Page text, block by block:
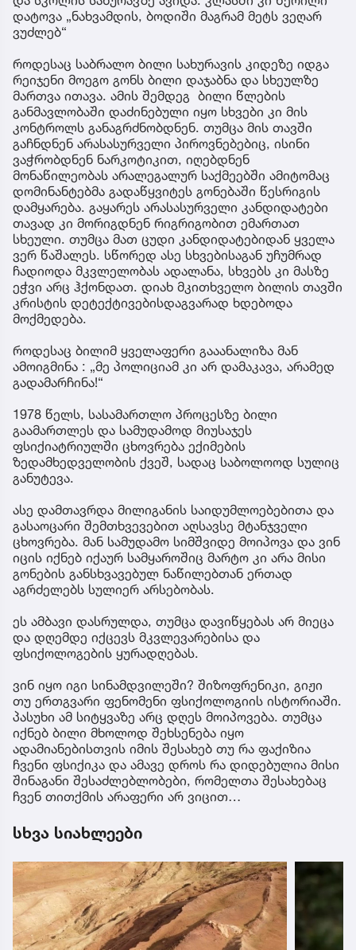
დატოვა „ნახვამდის, ბოდიში მაგრამ მეტს ვეღარ
ვუძლებ“
როდესაც საბრალო ბილი სახურავის კიდეზე იდგა
რეიჯენი მოეგო გონს ბილი დაჯაბნა და სხეულზე
მართვა ითავა. ამის შემდეგ ბილი წლების
განმავლობაში დაძინებული იყო სხვები კი მის
კონტროლს განაგრძნობდნენ. თუმცა მის თავში
გაჩნდნენ არასასურველი პიროვნებებიც, ისინი
ვაჭრობდნენ ნარკოტიკით, იღებდნენ
მონაწილეობას არალეგალურ საქმეებში ამიტომაც
დომინანტებმა გადაწყვიტეს გონებაში წესრიგის
დამყარება. გაყარეს არასასურველი კანდიდატები
თავად კი მორიგდნენ რიგრიგობით ემართათ
სხეული. თუმცა მათ ცუდი კანდიდატებიდან ყველა
ვერ წაშალეს. სწორედ ასე სხვებისაგან უჩუმრად
ჩადიოდა მკვლელობას ადალანა, სხვებს კი მასზე
ეჭვი არც ჰქონდათ. დიახ მკითხველო ბილის თავში
კრისტის დეტექტივებისდაგვარად ხდებოდა
მოქმედება.
როდესაც ბილიმ ყველაფერი გააანალიზა მან
ამოიგმინა : „მე პოლიციამ კი არ დამაკავა, არამედ
გადამარჩინა!“
1978 წელს, სასამართლო პროცესზე ბილი
გაამართლეს და სამუდამოდ მიუსაჯეს
ფსიქიატრიულში ცხოვრება ექიმების
ზედამხედველობის ქვეშ, სადაც საბოლოოდ სულიც
განუტევა.
ასე დამთავრდა მილიგანის საიდუმლოებებითა და
გასაოცარი შემთხვევებით აღსავსე მტანჯველი
ცხოვრება. მან სამუდამო სიმშვიდე მოიპოვა და ვინ
იცის იქნებ იქაურ სამყაროშიც მარტო კი არა მისი
გონების განსხვავებულ ნაწილებთან ერთად
აგრძელებს სულიერ არსებობას.
ეს ამბავი დასრულდა, თუმცა დავიწყებას არ მიეცა
და დღემდე იქცევს მკვლევარებისა და
ფსიქოლოგების ყურადღებას.
ვინ იყო იგი სინამდვილეში? შიზოფრენიკი, გიჟი
თუ ერთგვარი ფენომენი ფსიქოლოგიის ისტორიაში.
პასუხი ამ სიტყვაზე არც დღეს მოიპოვება. თუმცა
იქნებ ბილი მხოლოდ შეხსენება იყო
ადამიანებისთვის იმის შესახებ თუ რა ფაქიზია
ჩვენი ფსიქიკა და ამავე დროს რა დიდებულია მისი
შინაგანი შესაძლებლობები, რომელთა შესახებაც
ჩვენ თითქმის არაფერი არ ვიცით…
სხვა სიახლეები